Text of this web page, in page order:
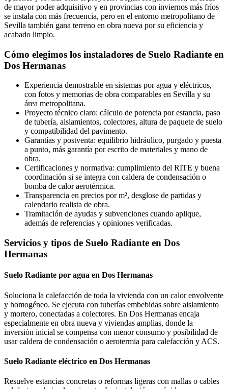
de mayor poder adquisitivo y en provincias con inviernos más fríos
se instala con más frecuencia, pero en el entorno metropolitano de
Sevilla también gana terreno en obra nueva por su eficiencia y
acabado limpio.
Cómo elegimos los instaladores de Suelo Radiante en
Dos Hermanas
Experiencia demostrable en sistemas por agua y eléctricos,
con fotos y memorias de obra comparables en Sevilla y su
área metropolitana.
Proyecto técnico claro: cálculo de potencia por estancia, paso
de tubería, aislamientos, colectores, altura de paquete de suelo
y compatibilidad del pavimento.
Garantías y postventa: equilibrio hidráulico, purgado y puesta
a punto, más garantía por escrito de materiales y mano de
obra.
Certificaciones y normativa: cumplimiento del RITE y buena
coordinación si se integra con caldera de condensación o
bomba de calor aerotérmica.
Transparencia en precios por m², desglose de partidas y
calendario realista de obra.
Tramitación de ayudas y subvenciones cuando aplique,
además de referencias y opiniones verificadas.
Servicios y tipos de Suelo Radiante en Dos
Hermanas
Suelo Radiante por agua en Dos Hermanas
Soluciona la calefacción de toda la vivienda con un calor envolvente
y homogéneo. Se ejecuta con tuberías embebidas sobre aislamiento
y mortero, conectadas a colectores. En Dos Hermanas encaja
especialmente en obra nueva y viviendas amplias, donde la
inversión inicial se compensa con menor consumo y posibilidad de
usar caldera de condensación o aerotermia para calefacción y ACS.
Suelo Radiante eléctrico en Dos Hermanas
Resuelve estancias concretas o reformas ligeras con mallas o cables